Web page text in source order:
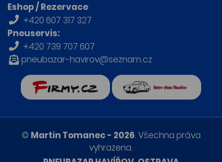
Eshop / Rezervace
+420 607 317 327
Pneuservis:
+420 739 707 607
pneubazar-havirov@seznam.cz
Retro auta Havířov
© Martin Tomanec - 2026. Všechna práva
vyhrazena.